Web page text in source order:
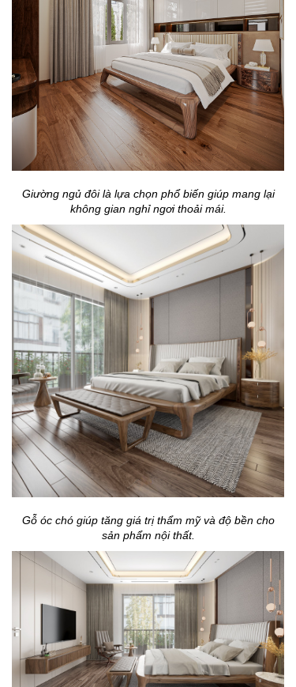
Giường ngủ đôi là lựa chọn phổ biến giúp mang lại
không gian nghỉ ngơi thoải mái.
Gỗ óc chó giúp tăng giá trị thẩm mỹ và độ bền cho
sản phẩm nội thất.